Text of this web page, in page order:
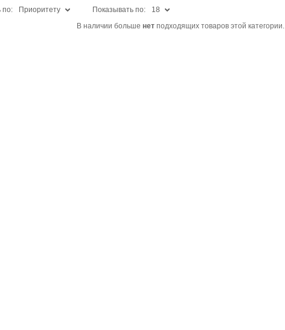
по: Приоритету Показывать по:
18
В наличии больше нетподходящих товаров этой категории.